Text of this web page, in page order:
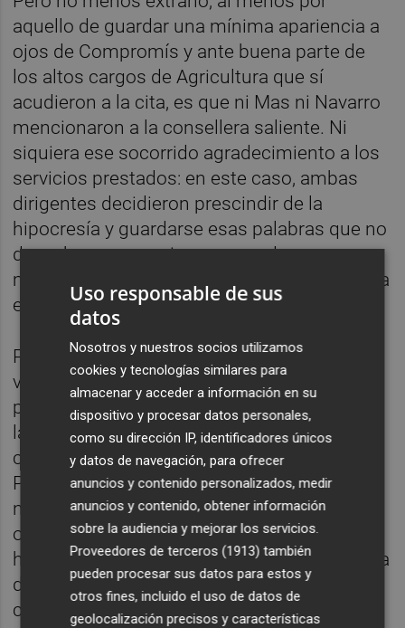
aquello de guardar una mínima apariencia a
ojos de Compromís y ante buena parte de
los altos cargos de Agricultura que sí
acudieron a la cita, es que ni Mas ni Navarro
mencionaron a la consellera saliente. Ni
siquiera ese socorrido agradecimiento a los
servicios prestados: en este caso, ambas
dirigentes decidieron prescindir de la
hipocresía y guardarse esas palabras que no
deseaban pronunciar aunque, de esa
manera, quizá hicieron más protagonista a la
exconsellera ausente.
Por su parte, la nueva titular de Agricultura,
visiblemente emocionada, agradeció la
presencia en el acto de sus compañeros en
la Conselleria de Sanidad, donde ocupaba el
cargo de secretaria autonómica de Salud
Pública desde 2019, para el que se ha
nombrado aOfèlia Gimeno. "Me voy muy
orgullosa del trabajo en equipo que hemos
hecho en situaciones difíciles", aseguró, para
dejar unas emotivas palabras de apoyo y
confianza para su sucesora.
Uso responsable de sus
datos
Nosotros y nuestros socios utilizamos
cookies y tecnologías similares para
almacenar y acceder a información en su
dispositivo y procesar datos personales,
como su dirección IP, identificadores únicos
y datos de navegación, para ofrecer
anuncios y contenido personalizados, medir
anuncios y contenido, obtener información
sobre la audiencia y mejorar los servicios.
Proveedores de terceros (1913) también
pueden procesar sus datos para estos y
otros fines, incluido el uso de datos de
geolocalización precisos y características